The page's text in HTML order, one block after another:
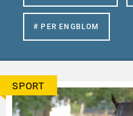
# PER ENGBLOM
SPORT